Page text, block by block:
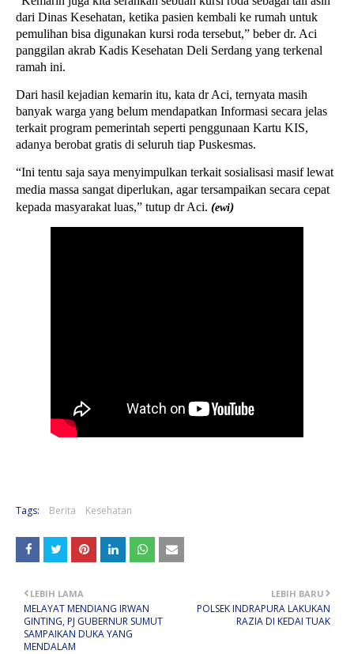
dari Dinas Kesehatan, ketika pasien kembali ke rumah untuk
pemulihan bisa digunakan kursi roda tersebut,” beber dr. Aci
panggilan akrab Kadis Kesehatan Deli Serdang yang terkenal
ramah ini.
Dari hasil kejadian kemarin itu, kata dr Aci, ternyata masih
banyak warga yang belum mendapatkan Informasi secara jelas
terkait program pemerintah seperti penggunaan Kartu KIS,
adanya berobat gratis di seluruh tiap Puskesmas.
“Ini tentu saja saya menyimpulkan terkait sosialisasi masif lewat
media massa sangat diperlukan, agar tersampaikan secara cepat
kepada masyarakat luas,” tutup dr Aci. (ewi)
Tags: Berita Kesehatan
LEBIH BARU
POLSEK INDRAPURA LAKUKAN
RAZIA DI KEDAI TUAK
LEBIH LAMA
MELAYAT MENDIANG IRWAN
GINTING, PJ GUBERNUR SUMUT
SAMPAIKAN DUKA YANG
MENDALAM